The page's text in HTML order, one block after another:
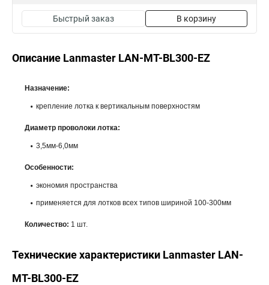
Быстрый заказ В корзину
Описание Lanmaster LAN-MT-BL300-EZ
Назначение:
крепление лотка к вертикальным поверхностям
Диаметр проволоки лотка:
3,5мм-6,0мм
Особенности:
экономия пространства
применяется для лотков всех типов шириной 100-300мм
Количество: 1 шт.
Технические характеристики Lanmaster LAN-
MT-BL300-EZ